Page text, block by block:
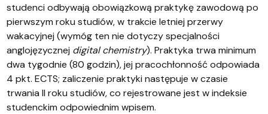
studenci odbywają obowiązkową praktykę zawodową po
pierwszym roku studiów, w trakcie letniej przerwy
wakacyjnej (wymóg ten nie dotyczy specjalności
anglojęzycznej digital chemistry). Praktyka trwa minimum
dwa tygodnie (80 godzin), jej pracochłonność odpowiada
4 pkt. ECTS; zaliczenie praktyki następuje w czasie
trwania II roku studiów, co rejestrowane jest w indeksie
studenckim odpowiednim wpisem.